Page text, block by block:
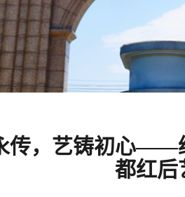
传，艺铸初心——
都红后